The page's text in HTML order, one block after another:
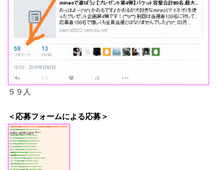
５９人
＜応募フォームによる応募＞